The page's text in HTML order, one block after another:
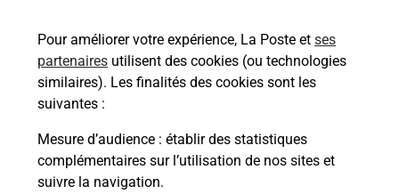
Pour améliorer votre expérience, La Poste et ses
partenaires utilisent des cookies (ou technologies
similaires). Les finalités des cookies sont les
suivantes :
Mesure d’audience : établir des statistiques
complémentaires sur l’utilisation de nos sites et
suivre la navigation.
En savoir plus
Malin !
La Poste
en ligne